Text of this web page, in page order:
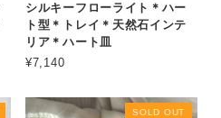
シルキーフローライト＊ハー
ト型＊トレイ＊天然石インテ
リア＊ハート皿
¥7,140
SOLD OUT